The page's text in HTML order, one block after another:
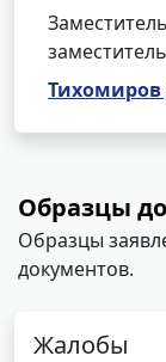
Образцы
Образцы
документов.
Жалобы